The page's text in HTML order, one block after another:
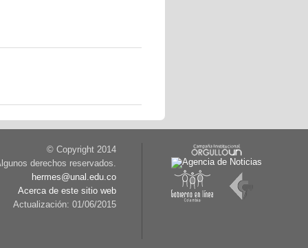
© Copyright 2014
derechos reservados.
hermes@unal.edu.co
Acerca de este sitio web
Actualización: 01/06/2015